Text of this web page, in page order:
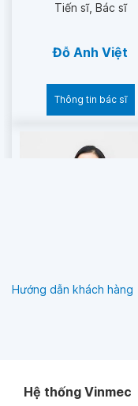
Tiến sĩ Bác sĩ
Đỗ Anh Việt
Thông tin bác sĩ
Thông tin bác sĩ
Hướng dẫn khách hàng
Hệ thống Vinmec